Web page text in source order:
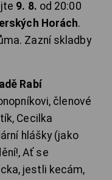
9. 8. od 20:00
Horách.
Zazní skladby
Rabí
členové
Cecilka
hlášky (jako
Ať se
jestli kecám,